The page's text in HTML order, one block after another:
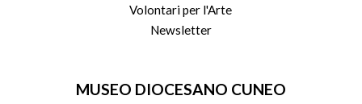
Volontari per l'Arte
Newsletter
MUSEO DIOCESANO CUNEO